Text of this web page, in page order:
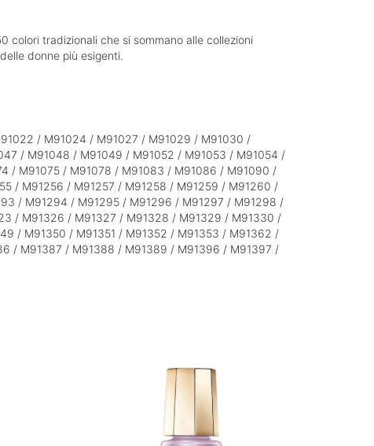
colori tradizionali che si sommano alle collezioni
donne più esigenti.
/ M91024 / M91027 / M91029 / M91030 /
/ M91048 / M91049 / M91052 / M91053 / M91054 /
/ M91075 / M91078 / M91083 / M91086 / M91090 /
/ M91256 / M91257 / M91258 / M91259 / M91260 /
/ M91294 / M91295 / M91296 / M91297 / M91298 /
/ M91326 / M91327 / M91328 / M91329 / M91330 /
/ M91350 / M91351 / M91352 / M91353 / M91362 /
/ M91387 / M91388 / M91389 / M91396 / M91397 /